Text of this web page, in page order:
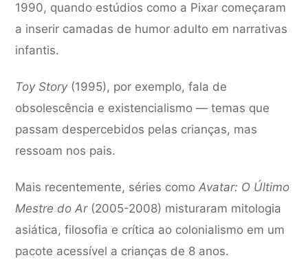
1990, quando estúdios como a Pixar começaram
a inserir camadas de humor adulto em narrativas
infantis.
Toy Story(1995), por exemplo, fala de
obsolescência e existencialismo — temas que
passam despercebidos pelas crianças, mas
ressoam nos pais.
Mais recentemente, séries comoAvatar: O Último
Mestre do Ar(2005-2008) misturaram mitologia
asiática, filosofia e crítica ao colonialismo em um
pacote acessível a crianças de 8 anos.